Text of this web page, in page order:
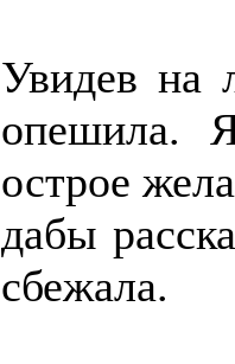
Увидев на
опешила.
острое
дабы
сбежала.